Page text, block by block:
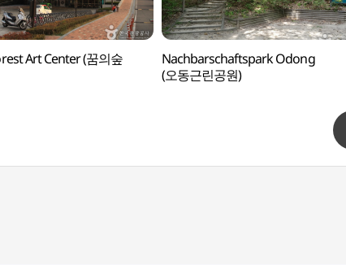
Art Center (꿈의숲
Nachbarschaftspark Odong
(오동근린공원)